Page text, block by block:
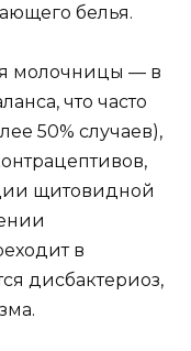
белья.
молочницы — в
что часто
50% случаев),
щитовидной
в
дисбактериоз,